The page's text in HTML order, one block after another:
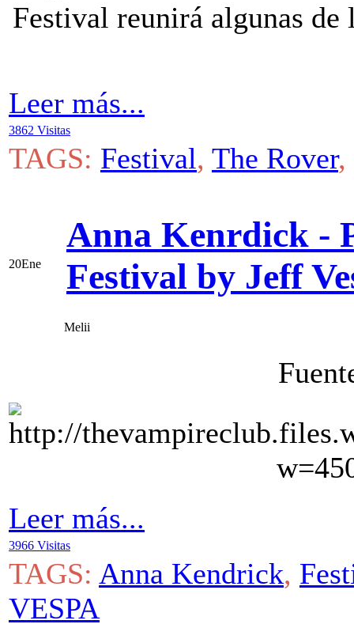
Festival reunirá algunas
Leer más...
3862 Visitas
TAGS: Festival, The Rover,
20Ene
Anna Kenrdick -
Festival by Jeff
Melii
Leer más...
3966 Visitas
TAGS: Anna Kendrick,
VESPA